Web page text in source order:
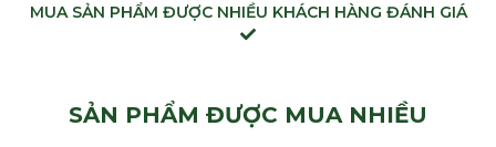
MUA SẢN PHẨM ĐƯỢC NHIỀU KHÁCH HÀNG ĐÁNH GIÁ
SẢN PHẨM ĐƯỢC MUA NHIỀU